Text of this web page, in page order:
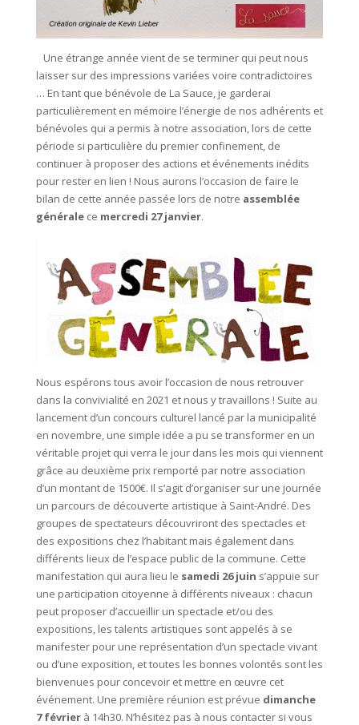
Une étrange année vient de se terminer qui peut nous
laisser sur des impressions variées voire contradictoires
… En tant que bénévole de La Sauce, je garderai
particulièrement en mémoire l’énergie de nos adhérents et
bénévoles qui a permis à notre association, lors de cette
période si particulière du premier confinement, de
continuer à proposer des actions et événements inédits
pour rester en lien ! Nous aurons l’occasion de faire le
bilan de cette année passée lors de notre assemblée
généralece mercredi 27 janvier.
Nous espérons tous avoir l’occasion de nous retrouver
dans la convivialité en 2021 et nous y travaillons ! Suite au
lancement d’un concours culturel lancé par la municipalité
en novembre, une simple idée a pu se transformer en un
véritable projet qui verra le jour dans les mois qui viennent
grâce au deuxième prix remporté par notre association
d’un montant de 1500€. Il s’agit d’organiser sur une journée
un parcours de découverte artistique à Saint-André. Des
groupes de spectateurs découvriront des spectacles et
des expositions chez l’habitant mais également dans
différents lieux de l’espace public de la commune. Cette
manifestation qui aura lieu le samedi 26 juin s’appuie sur
une participation citoyenne à différents niveaux : chacun
peut proposer d’accueillir un spectacle et/ou des
expositions, les talents artistiques sont appelés à se
manifester pour une représentation d’un spectacle vivant
ou d’une exposition, et toutes les bonnes volontés sont les
bienvenues pour concevoir et mettre en œuvre cet
événement. Une première réunion est prévue dimanche
7 févrierà 14h30. N’hésitez pas à nous contacter si vous